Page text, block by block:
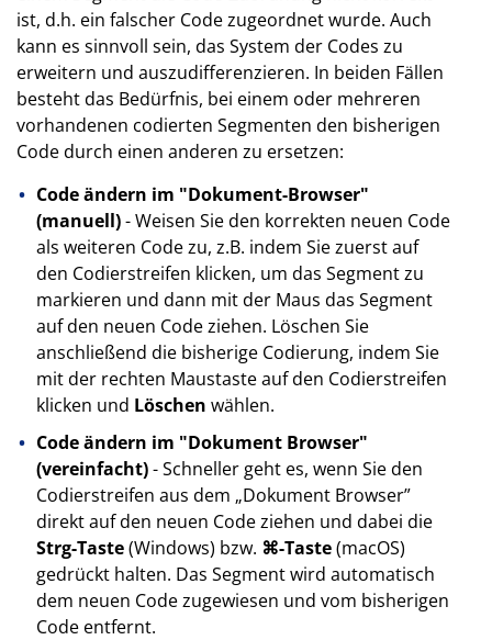
ist, d.h. ein falscher Code zugeordnet wurde. Auch
kann es sinnvoll sein, das System der Codes zu
erweitern und auszudifferenzieren. In beiden Fällen
besteht das Bedürfnis, bei einem oder mehreren
vorhandenen codierten Segmenten den bisherigen
Code durch einen anderen zu ersetzen:
Code ändern im "Dokument-Browser"
(manuell)- Weisen Sie den korrekten neuen Code
als weiteren Code zu, z.B. indem Sie zuerst auf
den Codierstreifen klicken, um das Segment zu
markieren und dann mit der Maus das Segment
auf den neuen Code ziehen. Löschen Sie
anschließend die bisherige Codierung, indem Sie
mit der rechten Maustaste auf den Codierstreifen
klicken und Löschen wählen.
Code ändern im "Dokument Browser"
(vereinfacht)- Schneller geht es, wenn Sie den
Codierstreifen aus dem „Dokument Browser”
direkt auf den neuen Code ziehen und dabei die
Strg-Taste(Windows) bzw. ⌘-Taste(macOS)
gedrückt halten. Das Segment wird automatisch
dem neuen Code zugewiesen und vom bisherigen
Code entfernt.